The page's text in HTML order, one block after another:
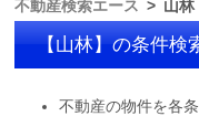
不動産検索エース 山林
【山林】の条件検
不動産の物件を各